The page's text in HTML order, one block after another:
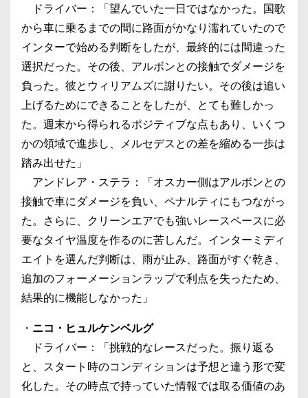
ドライバー：「望んでいた一日ではなかった。国歌
から車に乗るまでの間に路面がかなり濡れていたので
インターで始める判断をしたが、最終的には間違った
選択だった。その後、アルボンとの接触でダメージを
負った。彼とウィリアムズに謝りたい。その後は追い
上げるためにできることをしたが、とても難しかっ
た。週末から得られるポジティブな点もあり、いくつ
かの領域で進歩し、メルセデスとの差を縮める一歩は
踏み出せた」
アンドレア・ステラ：「オスカー側はアルボンとの
接触で車にダメージを負い、ペナルティにもつながっ
た。さらに、クリーンエアでも強いレースペースに必
要なタイヤ温度を作るのに苦しんだ。インターミディ
エイトを選んだ判断は、雨が止み、路面がすぐ乾き、
追加のフォーメーションラップで利点を失ったため、
結果的に機能しなかった」
・ ニコ・ヒュルケンベルグ
ドライバー：「挑戦的なレースだった。振り返る
と、スタート時のコンディションは予想と違う形で変
化した。その時点で持っていた情報では取る価値のあ